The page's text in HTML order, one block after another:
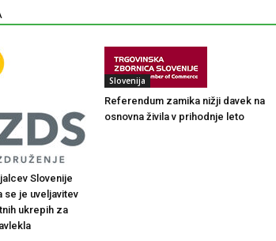
Slovenije
se je uveljavitev
ukrepih za
Slovenija
Referendum zamika nižji davek na
osnovna živila v prihodnje leto